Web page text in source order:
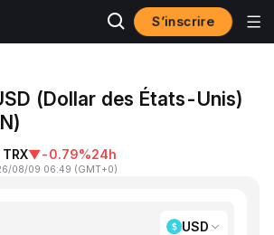
S’inscrire
(Dollar des États-Unis)
▼-0.79%24h
08/09 06:49 (GMT+0)
USD